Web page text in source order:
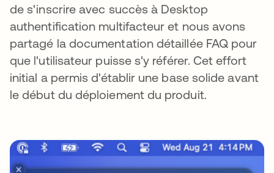
de s'inscrire avec succès à Desktop
authentification multifacteur et nous avons
partagé la documentation détaillée FAQ pour
que l'utilisateur puisse s'y référer. Cet effort
initial a permis d'établir une base solide avant
le début du déploiement du produit.